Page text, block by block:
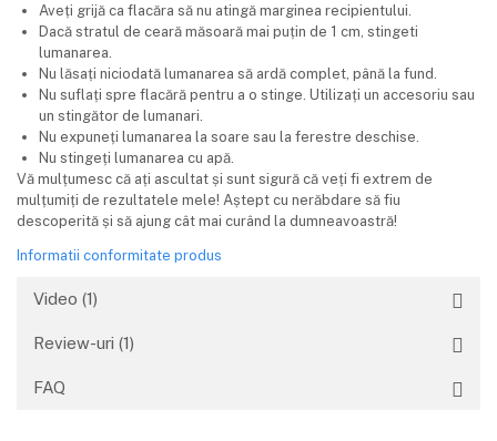
Aveți grijă ca flacăra să nu atingă marginea recipientului.
Dacă stratul de ceară măsoară mai puțin de 1 cm, stingeti
lumanarea.
Nu lăsați niciodată lumanarea să ardă complet, până la fund.
Nu suflați spre flacără pentru a o stinge. Utilizați un accesoriu sau
un stingător de lumanari.
Nu expuneți lumanarea la soare sau la ferestre deschise.
Nu stingeți lumanarea cu apă.
Vă mulțumesc că ați ascultat și sunt sigură că veți fi extrem de
mulțumiți de rezultatele mele! Aștept cu nerăbdare să fiu
descoperită și să ajung cât mai curând la dumneavoastră!
Informatii conformitate produs
Video (1)
Review-uri (1)
FAQ